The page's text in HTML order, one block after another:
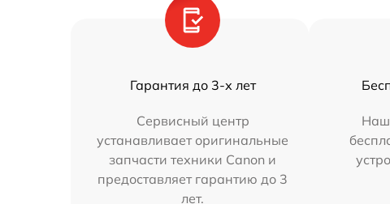
Гарантия до 3-х лет
Сервисный центр
устанавливает оригинальные
запчасти техники Canon и
предоставляет гарантию до 3
лет.
Наш